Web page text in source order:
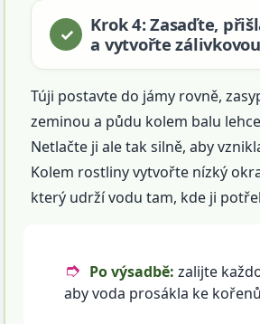
Krok 4: Zasaďte,
a vytvořte
Túji postavte do jámy rovně,
zeminou a půdu kolem balu
Netlačte ji ale tak silně, aby
Kolem rostliny vytvořte nízký
který udrží vodu tam, kde ji
Po výsadbě: zalijte
aby voda prosákla ke